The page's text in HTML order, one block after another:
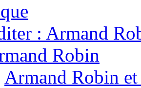
: Armand
Robin
Armand Robin